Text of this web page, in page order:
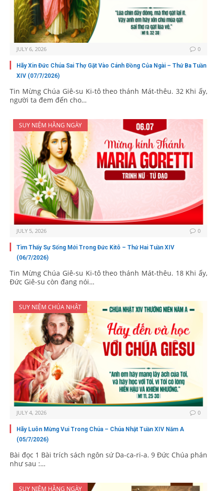
JULY 6, 2026 0
Hãy Xin Đức Chúa Sai Thợ Gặt Vào Cánh Đồng Của Ngài – Thứ Ba Tuần
XIV (07/7/2026)
Tin Mừng Chúa Giê-su Ki-tô theo thánh Mát-thêu. 32 Khi ấy,
người ta đem đến cho…
SUY NIỆM HẰNG NGÀY
JULY 5, 2026 0
Tìm Thấy Sự Sống Mới Trong Đức Kitô – Thứ Hai Tuần XIV
(06/7/2026)
Tin Mừng Chúa Giê-su Ki-tô theo thánh Mát-thêu. 18 Khi ấy,
Đức Giê-su còn đang nói…
SUY NIỆM CHÚA NHẬT
JULY 4, 2026 0
Hãy Luôn Mừng Vui Trong Chúa – Chúa Nhật Tuần XIV Năm A
(05/7/2026)
Bài đọc 1 Bài trích sách ngôn sứ Da-ca-ri-a. 9 Đức Chúa phán
như sau :…
SUY NIỆM HẰNG NGÀY